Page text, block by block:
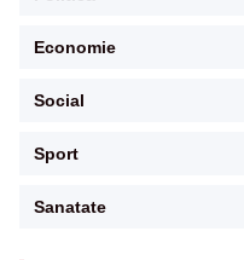
Economie
Social
Sport
Sanatate